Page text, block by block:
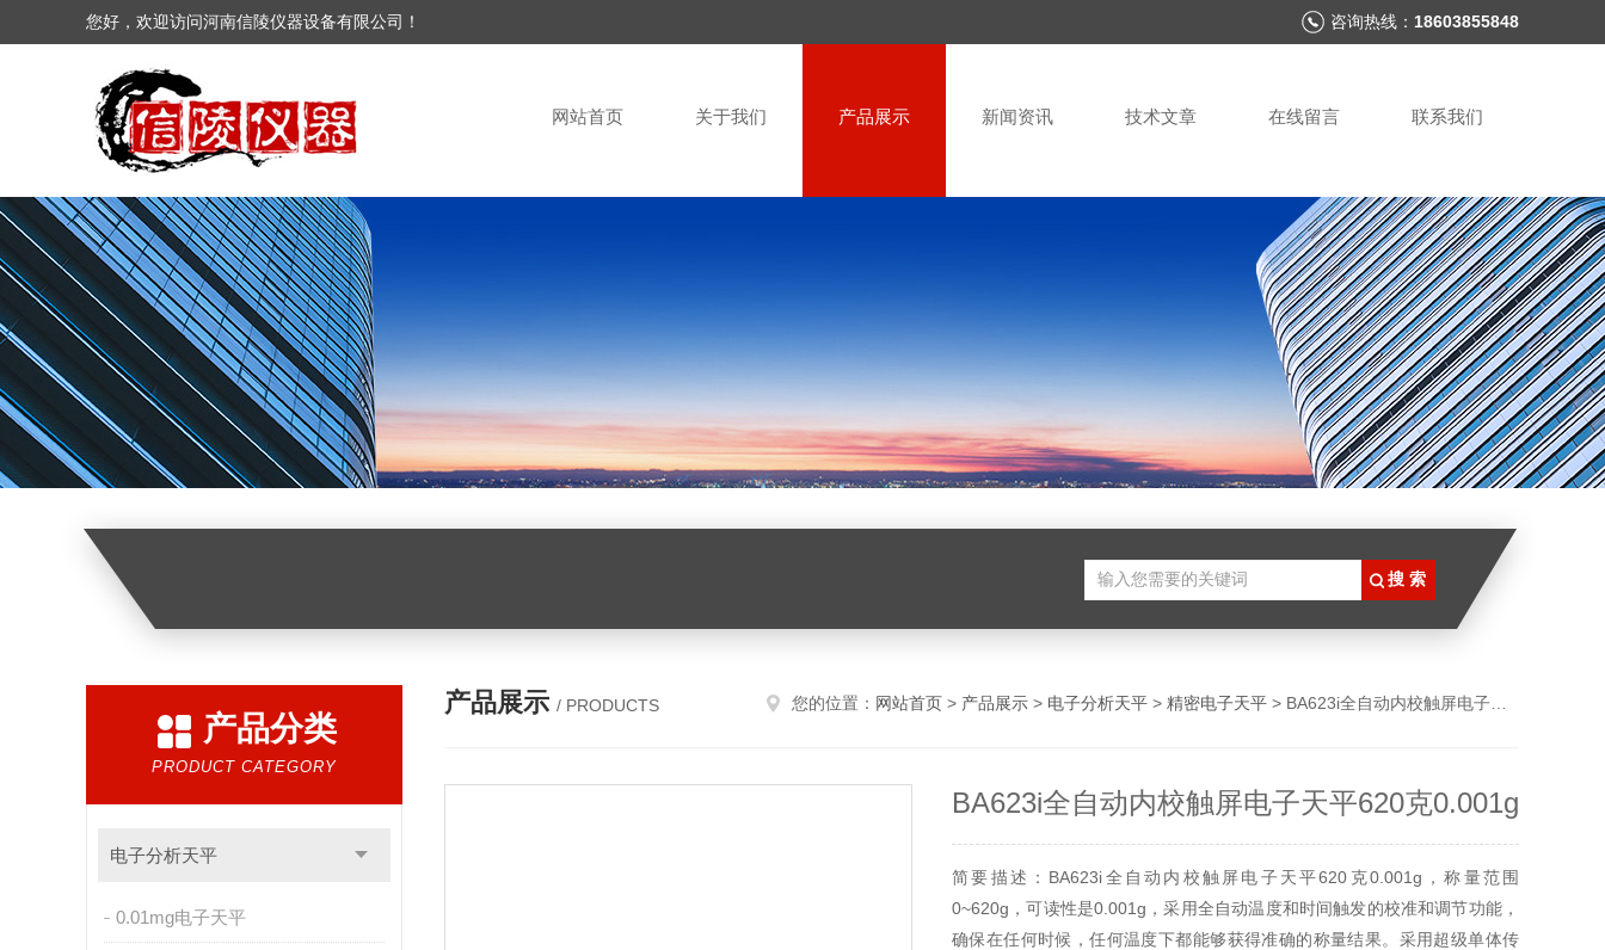
您好，欢迎访问河南信陵仪器设备有限公司！ 咨询热线： 18603855848
网站首页 关于我们 产品展示 新闻资讯 技术文章 在线留言 联系我们
产品分类
PRODUCT CATEGORY
电子分析天平
0.01mg电子天平
产品展示 / PRODUCTS 您的位置： 网站首页 > 产品展示 > 电子分析天平 > 精密电子天平 > BA623i全自动内校触屏电子天平620克0.001g
BA623i全自动内校触屏电子天平620克0.001g
简要描述：BA623i全自动内校触屏电子天平620克0.001g，称量范围
0~620g，可读性是0.001g，采用全自动温度和时间触发的校准和调节功能，
确保在任何时候，任何温度下都能够获得准确的称量结果。采用超级单体传